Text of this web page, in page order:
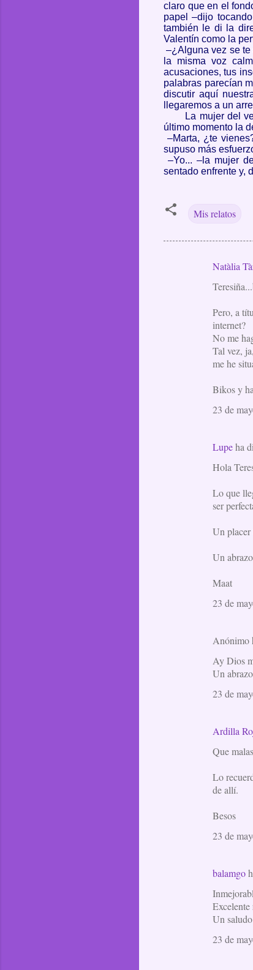
claro que en el
papel –dijo
también le di la
Valentín como la
–¿Alguna vez se
la misma voz
acusaciones, tus
palabras parecían
discutir aquí
llegaremos a un
La mujer del
último momento la
–Marta, ¿te
supuso más
–Yo... –la mujer
sentado enfrente y,
Mis relatos
Natàlia
Pero, a
internet?
No me
Tal vez,
me he
Bikos y
23 de
Lupeha
Hola
Lo que
ser
Un placer
Un
Maat
23 de
Anónimo
Ay Dios
Un
23 de
Ardilla
Que
Lo
de allí.
Besos
23 de
balamgo
Excelente
Un saludo
23 de